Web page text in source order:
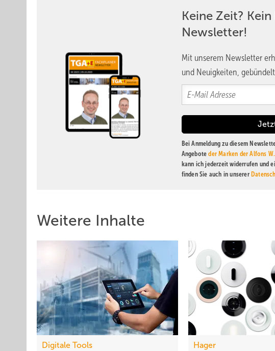
Keine Zeit?
Newsletter!
Mit unserem Newsletter
und Neuigkeiten,
Bei Anmeldung zu diesem
Angeboteder Marken der Alfons
kann ich jederzeit widerrufen und
finden Sie auch in unserer
Weitere Inhalte
Digitale Tools Hager